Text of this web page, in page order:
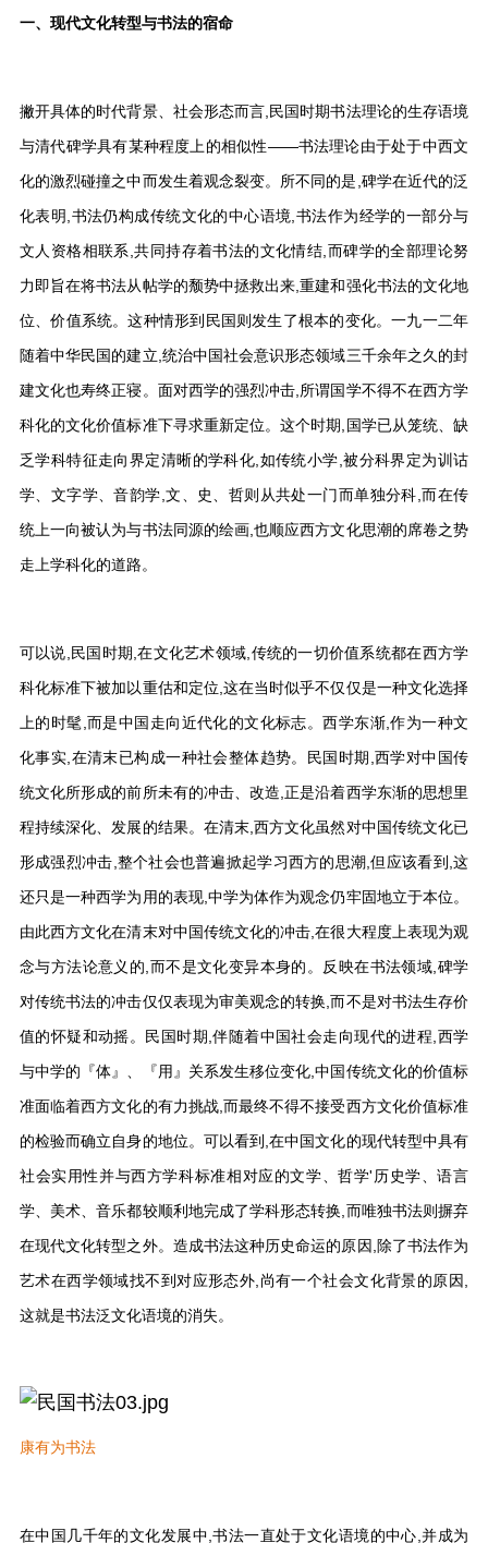
一、现代文化转型与书法的宿命
撇开具体的时代背景、社会形态而言,民国时期书法理论的生存语境
与清代碑学具有某种程度上的相似性——书法理论由于处于中西文
化的激烈碰撞之中而发生着观念裂变。所不同的是,碑学在近代的泛
化表明,书法仍构成传统文化的中心语境,书法作为经学的一部分与
文人资格相联系,共同持存着书法的文化情结,而碑学的全部理论努
力即旨在将书法从帖学的颓势中拯救出来,重建和强化书法的文化地
位、价值系统。这种情形到民国则发生了根本的变化。一九一二年
随着中华民国的建立,统治中国社会意识形态领域三千余年之久的封
建文化也寿终正寝。面对西学的强烈冲击,所谓国学不得不在西方学
科化的文化价值标准下寻求重新定位。这个时期,国学已从笼统、缺
乏学科特征走向界定清晰的学科化,如传统小学,被分科界定为训诂
学、文字学、音韵学,文、史、哲则从共处一门而单独分科,而在传
统上一向被认为与书法同源的绘画,也顺应西方文化思潮的席卷之势
走上学科化的道路。
可以说,民国时期,在文化艺术领域,传统的一切价值系统都在西方学
科化标准下被加以重估和定位,这在当时似乎不仅仅是一种文化选择
上的时髦,而是中国走向近代化的文化标志。西学东渐,作为一种文
化事实,在清末已构成一种社会整体趋势。民国时期,西学对中国传
统文化所形成的前所未有的冲击、改造,正是沿着西学东渐的思想里
程持续深化、发展的结果。在清末,西方文化虽然对中国传统文化已
形成强烈冲击,整个社会也普遍掀起学习西方的思潮,但应该看到,这
还只是一种西学为用的表现,中学为体作为观念仍牢固地立于本位。
由此西方文化在清末对中国传统文化的冲击,在很大程度上表现为观
念与方法论意义的,而不是文化变异本身的。反映在书法领域,碑学
对传统书法的冲击仅仅表现为审美观念的转换,而不是对书法生存价
值的怀疑和动摇。民国时期,伴随着中国社会走向现代的进程,西学
与中学的『体』、『用』关系发生移位变化,中国传统文化的价值标
准面临着西方文化的有力挑战,而最终不得不接受西方文化价值标准
的检验而确立自身的地位。可以看到,在中国文化的现代转型中具有
社会实用性并与西方学科标准相对应的文学、哲学'历史学、语言
学、美术、音乐都较顺利地完成了学科形态转换,而唯独书法则摒弃
在现代文化转型之外。造成书法这种历史命运的原因,除了书法作为
艺术在西学领域找不到对应形态外,尚有一个社会文化背景的原因,
这就是书法泛文化语境的消失。
康有为书法
在中国几千年的文化发展中,书法一直处于文化语境的中心,并成为